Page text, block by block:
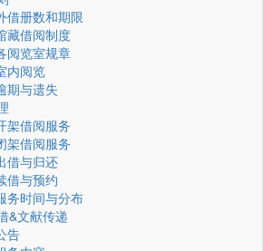
借册数和期限
藏借阅制度
阅览室规章
内阅览
期与遗失
架借阅服务
架借阅服务
借与归还
借与预约
务时间与分布
&文献传递
告